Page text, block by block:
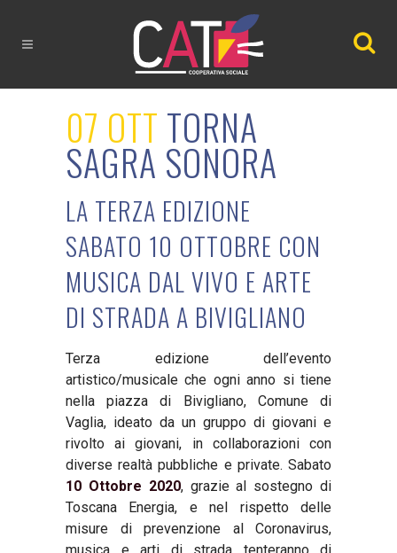
07 OTT TORNA
SAGRA SONORA
LA TERZA EDIZIONE
SABATO 10 OTTOBRE CON
MUSICA DAL VIVO E ARTE
DI STRADA A BIVIGLIANO
Terza edizione dell’evento
artistico/musicale che ogni anno si tiene
nella piazza di Bivigliano, Comune di
Vaglia, ideato da un gruppo di giovani e
rivolto ai giovani, in collaborazioni con
diverse realtà pubbliche e private. Sabato
10 Ottobre 2020, grazie al sostegno di
Toscana Energia, e nel rispetto delle
misure di prevenzione al Coronavirus,